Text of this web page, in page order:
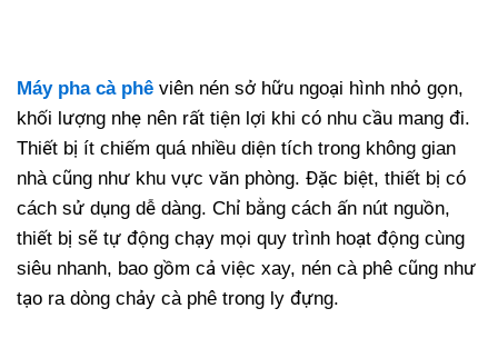
Máy pha cà phê viên nén sở hữu ngoại hình nhỏ gọn,
khối lượng nhẹ nên rất tiện lợi khi có nhu cầu mang đi.
Thiết bị ít chiếm quá nhiều diện tích trong không gian
nhà cũng như khu vực văn phòng. Đặc biệt, thiết bị có
cách sử dụng dễ dàng. Chỉ bằng cách ấn nút nguồn,
thiết bị sẽ tự động chạy mọi quy trình hoạt động cùng
siêu nhanh, bao gồm cả việc xay, nén cà phê cũng như
tạo ra dòng chảy cà phê trong ly đựng.